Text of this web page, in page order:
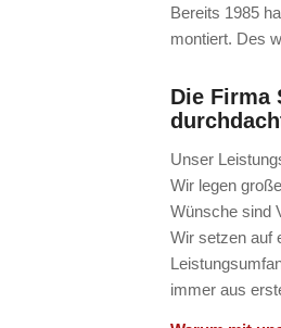
Bereits 1985
montiert. Des
Die Firma
Unser
Wir legen
Wünsche sind
Wir setzen auf
immer aus